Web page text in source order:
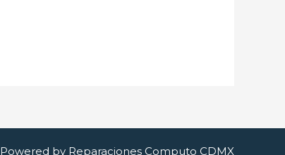
Powered by Reparaciones Computo CDMX